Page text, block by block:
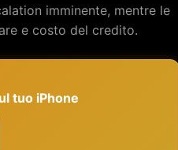
imminente, mentre le
e costo del credito.
tuo iPhone